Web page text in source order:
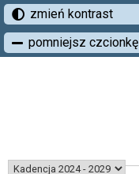
zmień kontrast
pomniejsz czcionkę